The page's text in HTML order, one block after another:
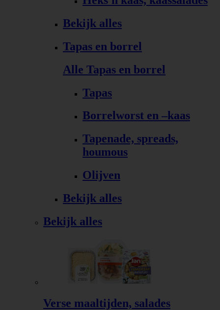
Bekijk alles
Tapas en borrel
Alle Tapas en borrel
Tapas
Borrelworst en –kaas
Tapenade, spreads,
houmous
Olijven
Bekijk alles
Bekijk alles
Verse maaltijden, salades